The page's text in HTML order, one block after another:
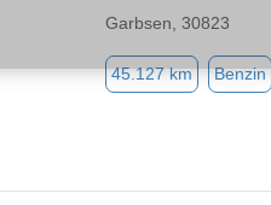
Garbsen, 30823
45.127 km Benzin